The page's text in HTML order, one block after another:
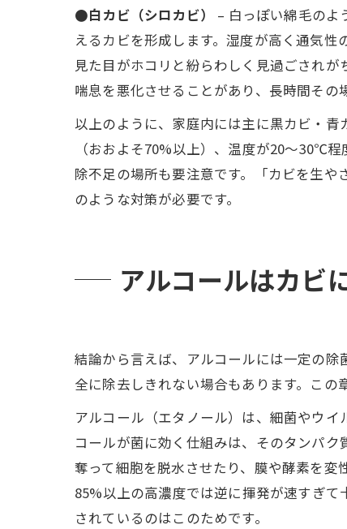
●白カビ（シロカビ）
– 白っぽい綿毛のよ
えるカビを形成します。湿度が高く通気
見た目がホコリと紛らわしく見過ごされ
喘息を悪化させることがあり、長時間その
以上のように、家庭内には主に黒カビ・
（おおよそ70%以上）、温度が20～30℃
除不足の場所も要注意です。「カビを生
のような対策が必要です。
アルコールはカビ
結論から言えば、アルコールには一定の
全に除去しきれない場合もあります。この
アルコール（エタノール）は、細菌やウ
コールが菌に効く仕組みは、そのタンパ
奪って細胞を脱水させたり、膜や酵素を変
85%以上の高濃度では逆に揮発が速すぎ
されているのはこのためです。